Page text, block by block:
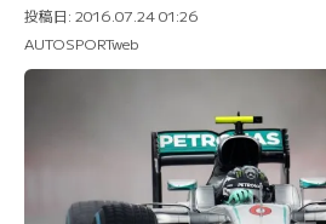
投稿日: 2016.07.24 01:26
AUTOSPORTweb